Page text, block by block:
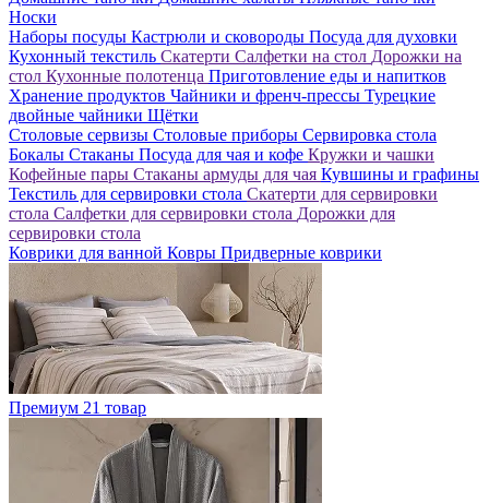
Носки
Наборы посуды Кастрюли и сковороды Посуда для духовки
Кухонный текстиль Скатерти Салфетки на стол Дорожки на
стол Кухонные полотенца Приготовление еды и напитков
Хранение продуктов Чайники и френч-прессы Турецкие
двойные чайники Щётки
Столовые сервизы Столовые приборы Сервировка стола
Бокалы Стаканы Посуда для чая и кофе Кружки и чашки
Кофейные пары Стаканы армуды для чая Кувшины и графины
Текстиль для сервировки стола Скатерти для сервировки
стола Салфетки для сервировки стола Дорожки для
сервировки стола
Коврики для ванной Ковры Придверные коврики
Премиум 21 товар